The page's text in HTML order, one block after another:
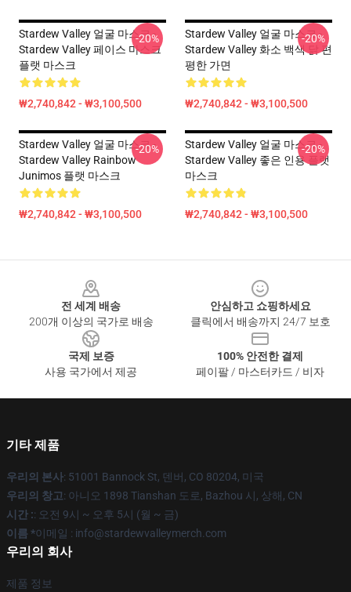
Stardew Valley 얼굴 마스크 -
Stardew Valley 페이스 마스크
플랫 마스크
₩2,740,842 - ₩3,100,500
-20%
Stardew Valley 얼굴 마스크 -
Stardew Valley 화소 백색 닭 편
평한 가면
₩2,740,842 - ₩3,100,500
-20%
Stardew Valley 얼굴 마스크 -
Stardew Valley Rainbow
Junimos 플랫 마스크
₩2,740,842 - ₩3,100,500
-20%
Stardew Valley 얼굴 마스크 -
Stardew Valley 좋은 인용 플랫
마스크
₩2,740,842 - ₩3,100,500
-20%
전 세계 배송
200개 이상의 국가로 배송
안심하고 쇼핑하세요
클릭에서 배송까지 24/7 보호
국제 보증
사용 국가에서 제공
100% 안전한 결제
페이팔 / 마스터카드 / 비자
기타 제품
우리의 본사: 51001 Bannock St, 덴버, CO 80204, 미국
우리의 창고: 아니오 1898 Tianshan 도로, Bazhou 시, 상해, CN
시간 :: 오전 9시 ~ 오후 5시 (월 ~ 금)
이름 *이메일 : info@stardewvalleymerch.com
우리의 회사
제품 정보